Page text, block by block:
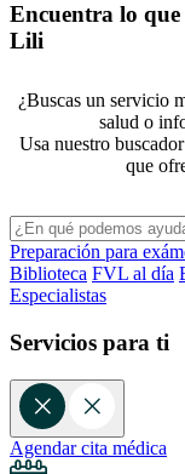
Encuentra lo que
Lili
¿Buscas un servicio
salud o
Usa nuestro
que
Preparación para
Biblioteca FVL al día
Especialistas
Servicios para ti
Agendar cita médica